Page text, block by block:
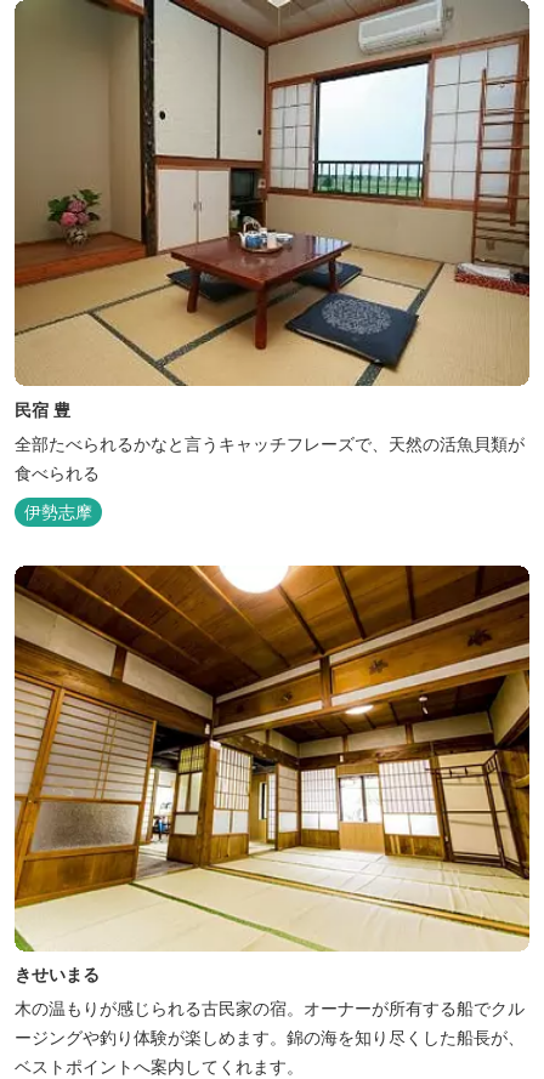
民宿 豊
全部たべられるかなと言うキャッチフレーズで、天然の活魚貝類が
食べられる
伊勢志摩
きせいまる
木の温もりが感じられる古民家の宿。オーナーが所有する船でクル
ージングや釣り体験が楽しめます。錦の海を知り尽くした船長が、
ベストポイントへ案内してくれます。